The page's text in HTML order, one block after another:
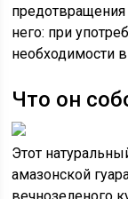
предотвращения
него: при
необходимости в
Что он
Этот
амазонской